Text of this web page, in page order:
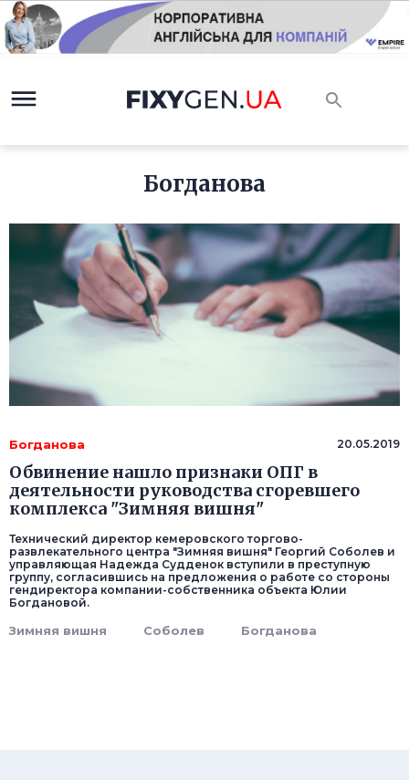
Богданова
Богданова 20.05.2019
Обвинение нашло признаки ОПГ в
деятельности руководства сгоревшего
комплекса "Зимняя вишня"
Технический директор кемеровского торгово-
развлекательного центра "Зимняя вишня" Георгий Соболев и
управляющая Надежда Судденок вступили в преступную
группу, согласившись на предложения о работе со стороны
гендиректора компании-собственника объекта Юлии
Богдановой.
Зимняя вишня Соболев Богданова